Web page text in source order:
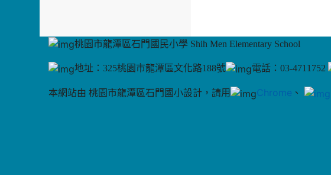
桃園市龍潭區石門國民小學 Shih Men Elementary School
地址：325桃園市龍潭區文化路188號 電話：03-4711752
本網站由 桃園市龍潭區石門國小設計，請用 Chrome 、